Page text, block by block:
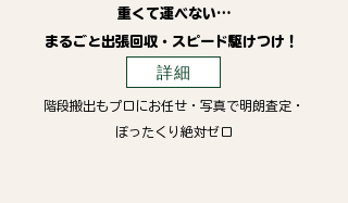
重くて運べない…
まるごと出張回収・スピード駆けつけ！
詳細
階段搬出もプロにお任せ・写真で明朗査定・
ぼったくり絶対ゼロ